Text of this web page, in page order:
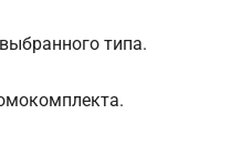
типа.